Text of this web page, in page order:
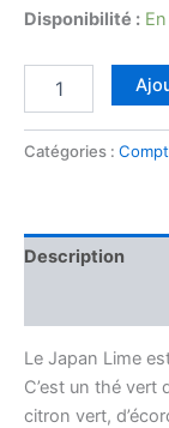
Disponibilité :
LIME
Catégories :
Description
Le Japan Lime
C’est un thé
citron vert,